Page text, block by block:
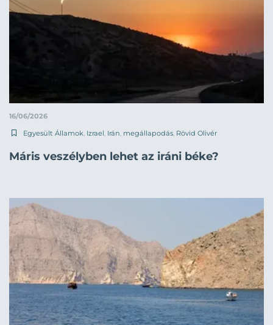
16/06/2026
Egyesült Államok, Izrael, Irán, megállapodás, Rövid Olivér
Máris veszélyben lehet az iráni béke?